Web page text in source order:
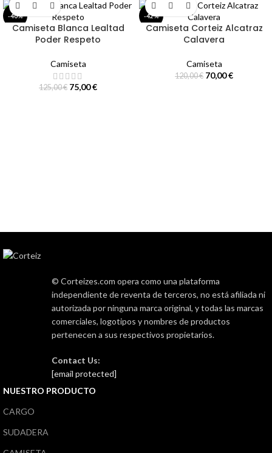
-40%
Camiseta Blanca Lealtad
Poder Respeto
Camiseta
125,00€ 75,00€
-42%
Camiseta Corteiz Alcatraz
Calavera
Camiseta
120,00€ 70,00€
© Corteizes.com opera como una plataforma
independiente de reventa de terceros, no está afiliada ni
autorizada por ninguna marca original, y todas las marcas
comerciales, logotipos y nombres de productos
pertenecen a sus respectivos propietarios.
Contact Us:
[email protected]
NUESTRO PRODUCTO
CARGO
SUDADERA